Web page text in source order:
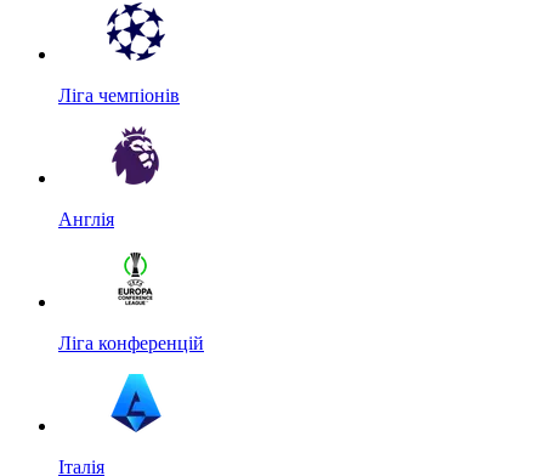
Ліга чемпіонів
Англія
Ліга конференцій
Італія